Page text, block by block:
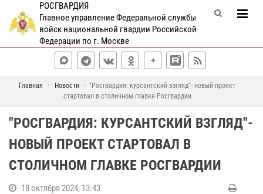
РОСГВАРДИЯ
Главное управление Федеральной службы
войск национальной гвардии Российской
Федерации по г. Москве
Главная Новости
"Росгвардия: курсантский взгляд"- новый проект
стартовал в столичном главке Росгвардии
"РОСГВАРДИЯ: КУРСАНТСКИЙ ВЗГЛЯД"-
НОВЫЙ ПРОЕКТ СТАРТОВАЛ В
СТОЛИЧНОМ ГЛАВКЕ РОСГВАРДИИ
18 октября 2024, 13:43